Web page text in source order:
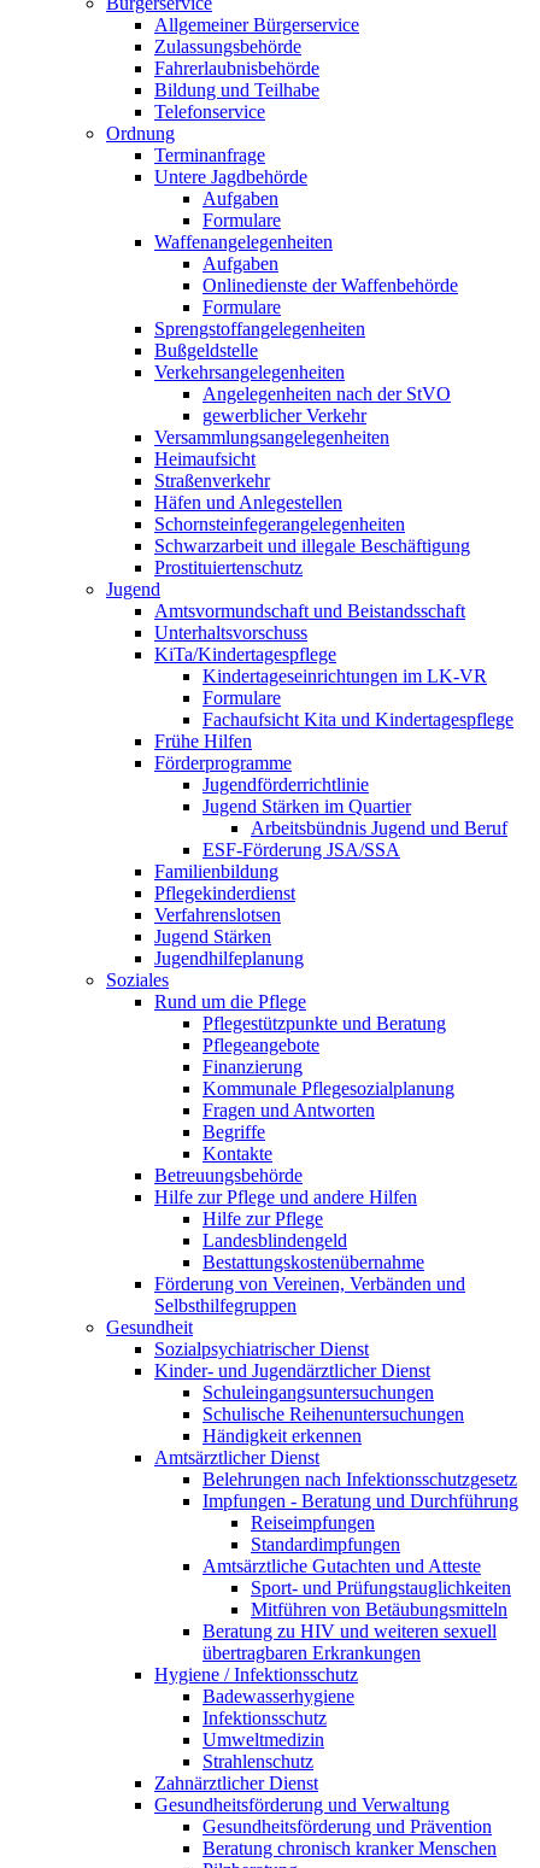
Allgemeiner Bürgerservice
Zulassungsbehörde
Fahrerlaubnisbehörde
Bildung und Teilhabe
Telefonservice
Ordnung
Terminanfrage
Untere Jagdbehörde
Aufgaben
Formulare
Waffenangelegenheiten
Aufgaben
Onlinedienste der Waffenbehörde
Formulare
Sprengstoff­angelegenheiten
Bußgeldstelle
Verkehrsangelegenheiten
Angelegenheiten nach der StVO
gewerblicher Verkehr
Versammlungs­angelegenheiten
Heimaufsicht
Straßenverkehr
Häfen und Anlegestellen
Schornsteinfeger­angelegenheiten
Schwarzarbeit und illegale Beschäftigung
Prostituiertenschutz
Jugend
Amtsvormundschaft und Beistandsschaft
Unterhaltsvorschuss
KiTa/Kindertagespflege
Kindertages­einrichtungen im LK-VR
Formulare
Fachaufsicht Kita und Kindertagespflege
Frühe Hilfen
Förderprogramme
Jugendförderrichtlinie
Jugend Stärken im Quartier
Arbeitsbündnis Jugend und Beruf
ESF-Förderung JSA/SSA
Familienbildung
Pflegekinderdienst
Verfahrenslotsen
Jugend Stärken
Jugendhilfeplanung
Soziales
Rund um die Pflege
Pflegestützpunkte und Beratung
Pflegeangebote
Finanzierung
Kommunale Pflegesozialplanung
Fragen und Antworten
Begriffe
Kontakte
Betreuungsbehörde
Hilfe zur Pflege und andere Hilfen
Hilfe zur Pflege
Landesblindengeld
Bestattungskosten­übernahme
Förderung von Vereinen, Verbänden und
Selbsthilfegruppen
Gesundheit
Sozialpsychiatrischer Dienst
Kinder- und Jugendärztlicher Dienst
Schuleingangsuntersuchungen
Schulische Reihenuntersuchungen
Händigkeit erkennen
Amtsärztlicher Dienst
Belehrungen nach Infektionsschutzgesetz
Impfungen - Beratung und Durchführung
Reiseimpfungen
Standardimpfungen
Amtsärztliche Gutachten und Atteste
Sport- und Prüfungstauglichkeiten
Mitführen von Betäubungsmitteln
Beratung zu HIV und weiteren sexuell
übertragbaren Erkrankungen
Hygiene / Infektionsschutz
Badewasserhygiene
Infektionsschutz
Umweltmedizin
Strahlenschutz
Zahnärztlicher Dienst
Gesundheitsförderung und Verwaltung
Gesundheitsförderung und Prävention
Beratung chronisch kranker Menschen